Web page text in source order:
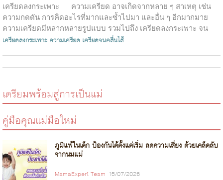
เครียดลงกระเพาะ ความเครียด อาจเกิดจากหลาย ๆ สาเหตุ เช่น
ความกดดัน การคิดอะไรที่มากและซ้ำไปมา และอื่น ๆ อีกมากมาย
ความเครียดมีหลากหลายรูปแบบ รวมไปถึง เครียดลงกระเพาะ จน
ทำให้...
เครียดลงกระเพาะ ความเครียด เครียดจนคลื่นไส้
เตรียมพร้อมสู่การเป็นแม่
คู่มือคุณแม่มือใหม่
ภูมิแพ้ในเด็ก ป้องกันได้ตั้งแต่เริ่ม ลดความเสี่ยง ด้วยเคล็ดลับ
จากนมแม่
MamaExpert Team 15/07/2026